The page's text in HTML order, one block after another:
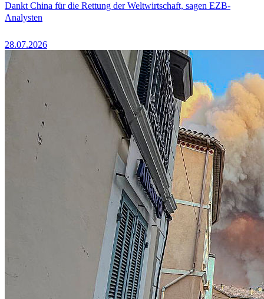
Dankt China für die Rettung der Weltwirtschaft, sagen EZB-
Analysten
28.07.2026